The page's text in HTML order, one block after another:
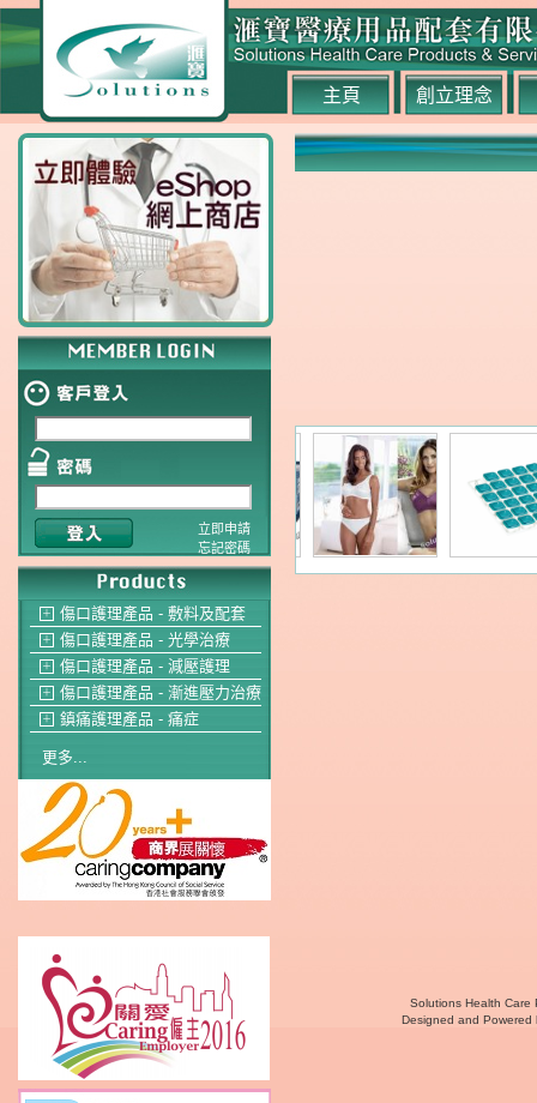
主頁 創立理念
立即申請
忘記密碼
＋ 傷口護理產品 - 敷料及配套
＋ 傷口護理產品 - 光學治療
＋ 傷口護理產品 - 減壓護理
＋ 傷口護理產品 - 漸進壓力治療
＋ 鎮痛護理產品 - 痛症
更多...
Solutions Health Care
Designed and